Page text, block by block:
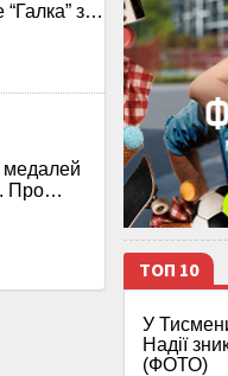
з…
медалей
Про…
ТОП 10
У
Надії
(ФОТО)